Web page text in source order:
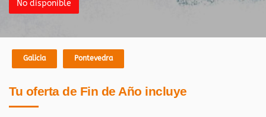
No disponible
Galicia Pontevedra
Tu oferta de Fin de Año incluye